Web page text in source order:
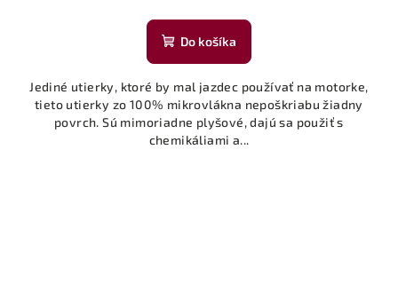
Do košíka
Jediné utierky, ktoré by mal jazdec používať na motorke,
tieto utierky zo 100% mikrovlákna nepoškriabu žiadny
povrch. Sú mimoriadne plyšové, dajú sa použiť s
chemikáliami a...